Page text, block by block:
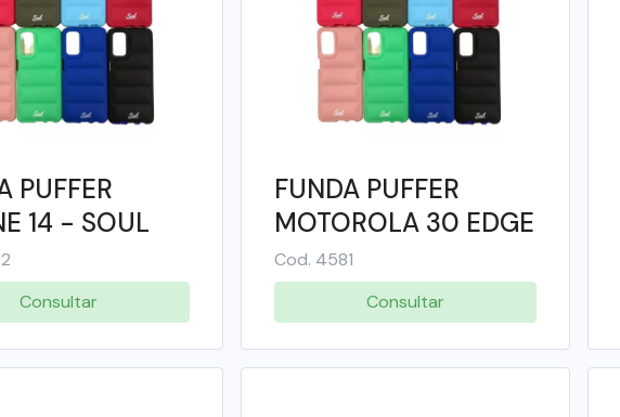
PUFFER
14 - SOUL
Consultar
FUNDA PUFFER
MOTOROLA 30 EDGE
- SOUL
Cod. 4581
Consultar